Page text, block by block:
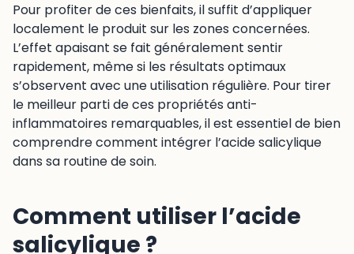
Pour profiter de ces bienfaits, il suffit d’appliquer
localement le produit sur les zones concernées.
L’effet apaisant se fait généralement sentir
rapidement, même si les résultats optimaux
s’observent avec une utilisation régulière. Pour tirer
le meilleur parti de ces propriétés anti-
inflammatoires remarquables, il est essentiel de bien
comprendre comment intégrer l’acide salicylique
dans sa routine de soin.
Comment utiliser l’acide
salicylique ?